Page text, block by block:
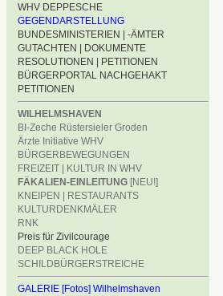
WHV DEPPESCHE
GEGENDARSTELLUNG
BUNDESMINISTERIEN | -ÄMTER
GUTACHTEN | DOKUMENTE
RESOLUTIONEN | PETITIONEN
BÜRGERPORTAL NACHGEHAKT
PETITIONEN
WILHELMSHAVEN
BI-Zeche Rüstersieler Groden
Ärzte Initiative WHV
BÜRGERBEWEGUNGEN
FREIZEIT | KULTUR IN WHV
FÄKALIEN-EINLEITUNG [NEU!]
KNEIPEN | RESTAURANTS
KULTURDENKMÄLER
RNK
Preis für Zivilcourage
DEEP BLACK HOLE
SCHILDBÜRGERSTREICHE
GALERIE [Fotos] Wilhelmshaven